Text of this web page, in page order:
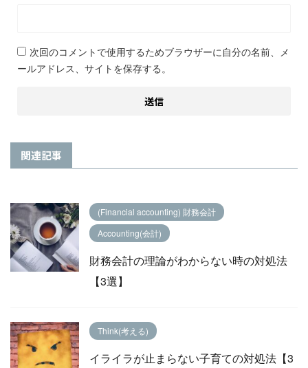
次回のコメントで使用するためブラウザーに自分の名前、メ
ールアドレス、サイトを保存する。
関連記事
(Financial accounting) 財務会計
Accounting(会計)
財務会計の理論がわからない時の対処法
【3選】
Think(考える)
イライラが止まらない子育ての対処法【3